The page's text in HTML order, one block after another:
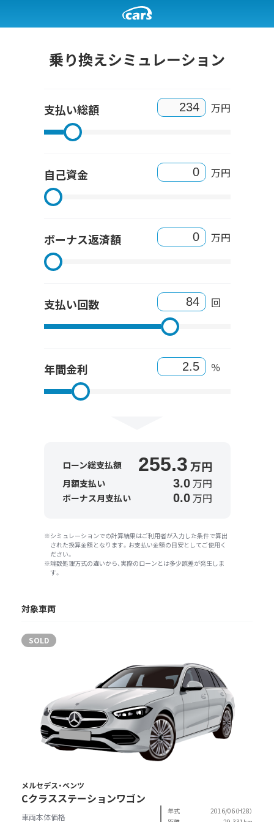
乗り換えシミュレーション
支払い総額 万円
自己資金 万円
ボーナス返済額 万円
支払い回数 回
年間金利 ％
ローン総支払額 255.3万円
月額支払い 3.0 万円
ボーナス月支払い 0.0 万円
シミュレーションでの計算結果はご利用者が入力した条件で算出
された換算金額となります。お支払い金額の目安としてご使用く
ださい。
端数処理方式の違いから、実際のローンとは多少誤差が発生しま
す。
対象車両
SOLD
メルセデス・ベンツ
Cクラスステーションワゴン
車両本体価格
年式
2016/06（H28）